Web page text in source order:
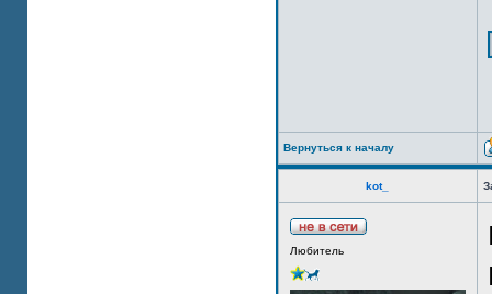
Вернуться к началу
kot_
Любитель